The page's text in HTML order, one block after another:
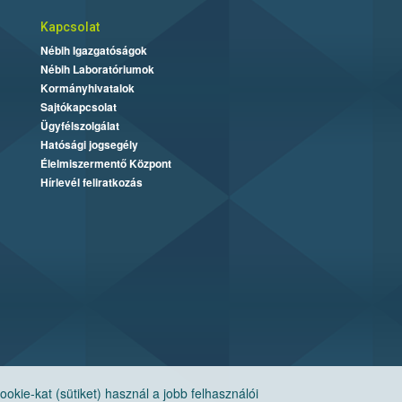
kat (sütiket) használ a jobb felhasználói
Kapcsolat
Nébih Igazgatóságok
Nébih Laboratóriumok
Kormányhivatalok
Sajtókapcsolat
Ügyfélszolgálat
Hatósági jogsegély
Élelmiszermentő Központ
Hírlevél feliratkozás